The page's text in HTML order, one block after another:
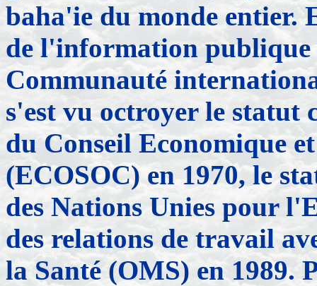
baha'ie du monde entier.
de l'information publique
Communauté
s'est vu octroyer le statut
du Conseil Economique
(ECOSOC) en 1970, le
des Nations Unies pour
des relations de travail
la Santé (OMS) en 1989.